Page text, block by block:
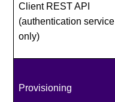
Client REST API
(authentication service
only)
Provisioning